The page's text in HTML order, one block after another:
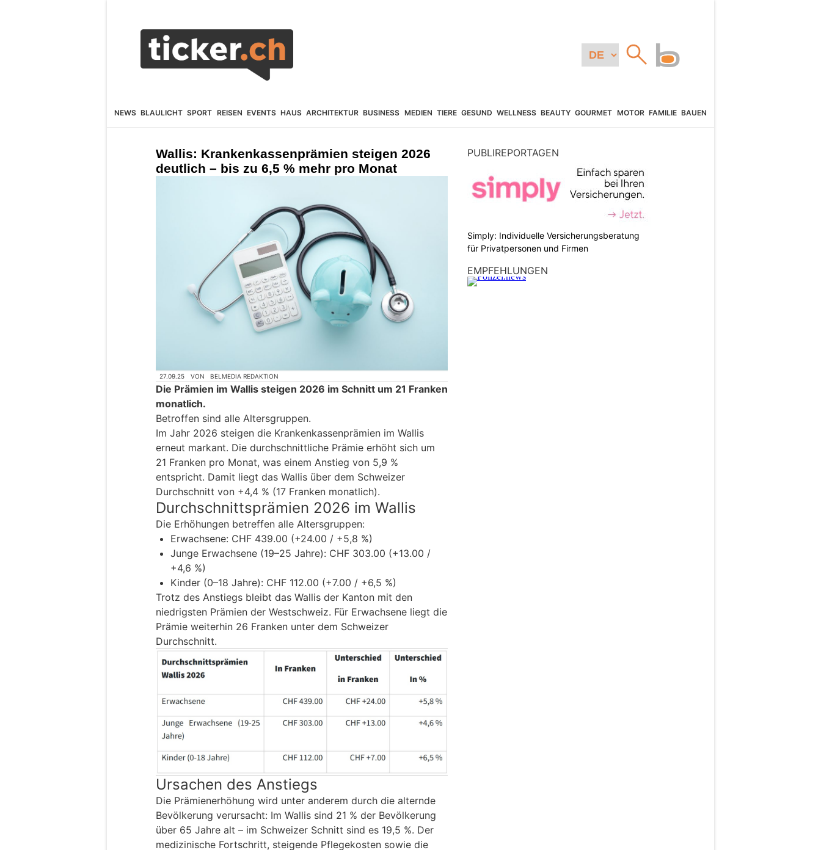
NEWS BLAULICHT SPORT REISEN EVENTS HAUS ARCHITEKTUR BUSINESS MEDIEN TIERE GESUND WELLNESS BEAUTY GOURMET MOTOR FAMILIE BAUEN
Wallis: Krankenkassenprämien steigen 2026
deutlich – bis zu 6,5 % mehr pro Monat
27.09.25 VON BELMEDIA REDAKTION
Die Prämien im Wallis steigen 2026 im Schnitt um 21 Franken
monatlich.
Betroffen sind alle Altersgruppen.
Im Jahr 2026 steigen die Krankenkassenprämien im Wallis
erneut markant. Die durchschnittliche Prämie erhöht sich um
21 Franken pro Monat, was einem Anstieg von 5,9 %
entspricht. Damit liegt das Wallis über dem Schweizer
Durchschnitt von +4,4 % (17 Franken monatlich).
Durchschnittsprämien 2026 im Wallis
Die Erhöhungen betreffen alle Altersgruppen:
Erwachsene: CHF 439.00 (+24.00 / +5,8 %)
Junge Erwachsene (19–25 Jahre): CHF 303.00 (+13.00 /
+4,6 %)
Kinder (0–18 Jahre): CHF 112.00 (+7.00 / +6,5 %)
Trotz des Anstiegs bleibt das Wallis der Kanton mit den
niedrigsten Prämien der Westschweiz. Für Erwachsene liegt die
Prämie weiterhin 26 Franken unter dem Schweizer
Durchschnitt.
Ursachen des Anstiegs
Die Prämienerhöhung wird unter anderem durch die alternde
Bevölkerung verursacht: Im Wallis sind 21 % der Bevölkerung
über 65 Jahre alt – im Schweizer Schnitt sind es 19,5 %. Der
medizinische Fortschritt, steigende Pflegekosten sowie die
PUBLIREPORTAGEN
Simply: Individuelle Versicherungsberatung
für Privatpersonen und Firmen
EMPFEHLUNGEN